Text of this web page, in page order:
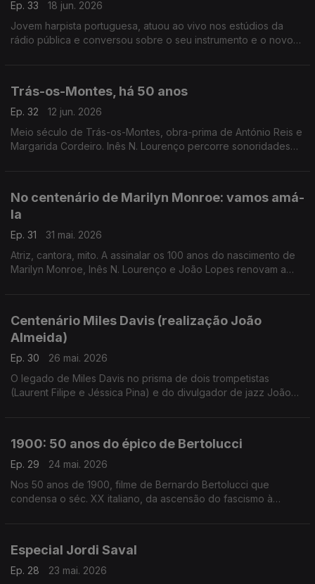
Ep. 33
18 jun. 2026
Jovem harpista portuguesa, atuou ao vivo nos estúdios da
rádio pública e conversou sobre o seu instrumento e o novo
Trás-os-Montes, há 50 anos
Ep. 32
12 jun. 2026
Meio século de Trás-os-Montes, obra-prima de António Reis e
Margarida Cordeiro. Inês N. Lourenço percorre sonoridades
No centenário de Marilyn Monroe: vamos amá-
la
Ep. 31
31 mai. 2026
Atriz, cantora, mito. A assinalar os 100 anos do nascimento de
Marilyn Monroe, Inês N. Lourenço e João Lopes renovam a
Centenário Miles Davis (realização João
Almeida)
Ep. 30
26 mai. 2026
O legado de Miles Davis no prisma de dois trompetistas
(Laurent Filipe e Jéssica Pina) e do divulgador de jazz João
Tutu e Doo Bop.
1900: 50 anos do épico de Bertolucci
Ep. 29
24 mai. 2026
Nos 50 anos de 1900, filme de Bernardo Bertolucci que
condensa o séc. XX italiano, da ascensão do fascismo à
Especial Jordi Saval
Ep. 28
23 mai. 2026